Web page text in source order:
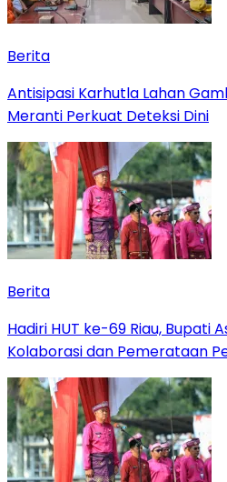
Berita
Antisipasi Karhutla Lahan
Meranti Perkuat Deteksi Dini
Berita
Hadiri HUT ke-69 Riau, Bupati
Kolaborasi dan Pemerataan